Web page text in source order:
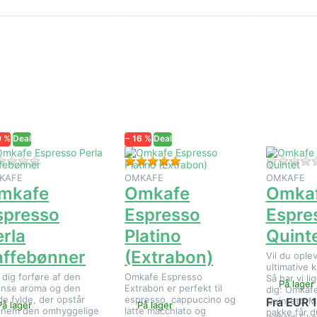
% Deal
Der er endnu ingen anmeldelser af dette produkt.
dig forføre af den
aroma og den
fylde, der opstår
den omhyggelige
lager
− 16 % Deal
Bedømmelse: 5 fra 5 stjerner.
OMKAFE
Omkafe
Espresso
Platino
(Extrabon)
Omkafe Espresso
Extrabon er perfekt til
espresso, cappuccino og
latte macchiato og
På lager
OMKAFE
Vil du
ultimative
Så har vi
dig:
Quintett!
pakke får
På lager
Fra EUR